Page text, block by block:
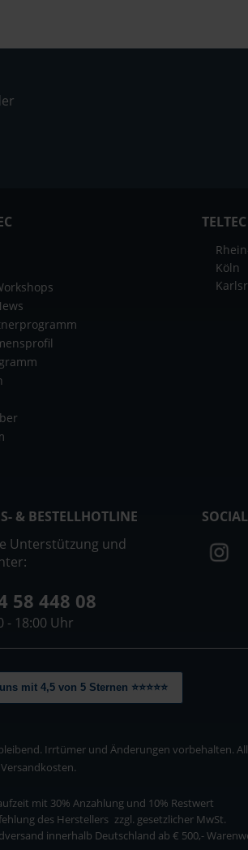
Köln
& BESTELLHOTLINE
Unterstützung und
58 448 08
- 18:00 Uhr
mit 4,5 von 5 Sternen ⭐⭐⭐⭐⭐
Irrtümer und Änderungen vorbehalten.
Versandkosten.
mit 30% Anzahlung und 10% Restwert
des Herstellers zzgl. gesetzlicher MwSt.
innerhalb Deutschland ab € 500,-